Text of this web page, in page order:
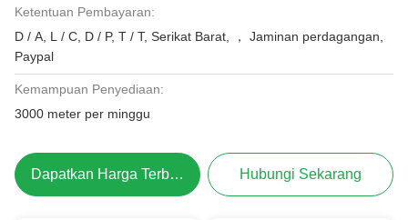
Ketentuan Pembayaran:
D / A, L / C, D / P, T / T, Serikat Barat, ， Jaminan perdagangan,
Paypal
Kemampuan Penyediaan:
3000 meter per minggu
Dapatkan Harga Terbaik Hubungi Sekarang